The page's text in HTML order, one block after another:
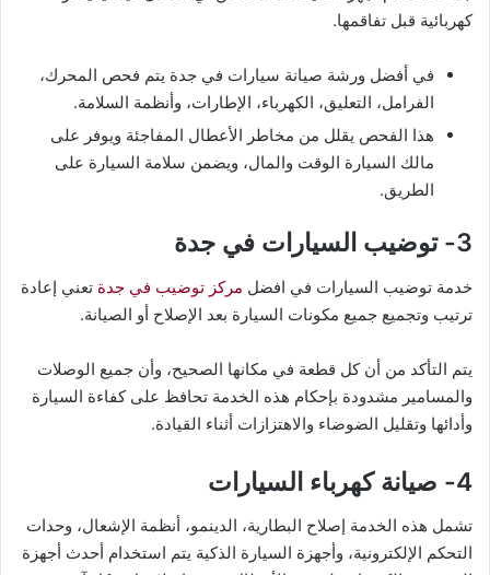
كهربائية قبل تفاقمها.
في أفضل ورشة صيانة سيارات في جدة يتم فحص المحرك،
الفرامل، التعليق، الكهرباء، الإطارات، وأنظمة السلامة.
هذا الفحص يقلل من مخاطر الأعطال المفاجئة ويوفر على
مالك السيارة الوقت والمال، ويضمن سلامة السيارة على
الطريق.
3- توضيب السيارات في جدة
خدمة توضيب السيارات في افضل مركز توضيب في جدة تعني إعادة
ترتيب وتجميع جميع مكونات السيارة بعد الإصلاح أو الصيانة.
يتم التأكد من أن كل قطعة في مكانها الصحيح، وأن جميع الوصلات
والمسامير مشدودة بإحكام هذه الخدمة تحافظ على كفاءة السيارة
وأدائها وتقليل الضوضاء والاهتزازات أثناء القيادة.
4- صيانة كهرباء السيارات
تشمل هذه الخدمة إصلاح البطارية، الدينمو، أنظمة الإشعال، وحدات
التحكم الإلكترونية، وأجهزة السيارة الذكية يتم استخدام أحدث أجهزة